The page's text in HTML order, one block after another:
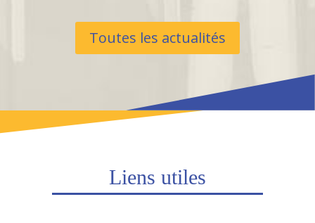
Toutes les actualités
Liens utiles